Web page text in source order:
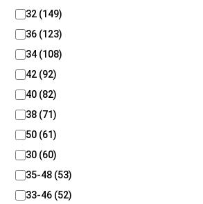
D
n
t
u
r
e
32 (149)
36 (123)
34 (108)
42 (92)
40 (82)
38 (71)
50 (61)
30 (60)
35-48 (53)
33-46 (52)